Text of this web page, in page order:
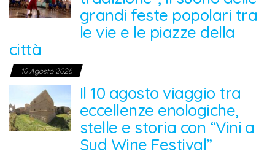
grandi feste popolari tra
le vie e le piazze della
città
10 Agosto 2026
Il 10 agosto viaggio tra
eccellenze enologiche,
stelle e storia con “Vini a
Sud Wine Festival”